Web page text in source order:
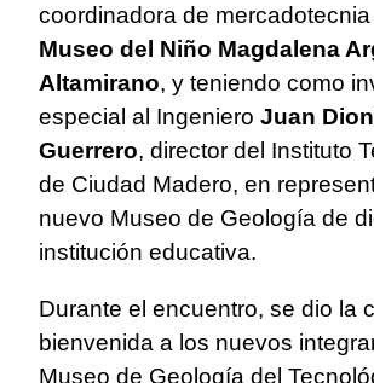
coordinadora de mercadotecnia
Museo del Niño Magdalena
Altamirano, y teniendo como
especial al Ingeniero Juan
Guerrero, director del Instituto
de Ciudad Madero, en
nuevo Museo de Geología de
institución educativa.
Durante el encuentro, se dio la
bienvenida a los nuevos
Museo de Geología del